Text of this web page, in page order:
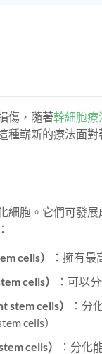
傷，隨著幹細胞療
種嶄新的療法面對
細胞。它們可發
cells）
：擁有
cells）
：可以
stem cells）
：分
cells）
cells）
：分化